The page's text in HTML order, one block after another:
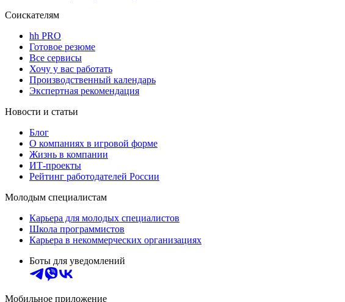
Соискателям
hh PRO
Готовое резюме
Все сервисы
Хочу у вас работать
Производственный календарь
Экспертная рекомендация
Новости и статьи
Блог
О компаниях в игровой форме
Жизнь в компании
ИТ-проекты
Рейтинг работодателей России
Молодым специалистам
Карьера для молодых специалистов
Школа программистов
Карьера в некоммерческих организациях
Боты для уведомлений
Мобильное приложение